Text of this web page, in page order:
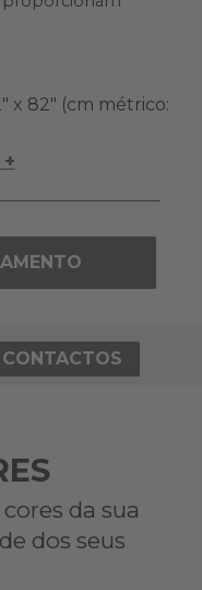
x 82" (cm métrico:
CONTACTOS
da sua
dos seus